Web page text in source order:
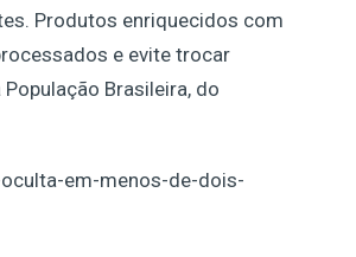
Produtos enriquecidos com
e evite trocar
Brasileira, do
em-menos-de-dois-